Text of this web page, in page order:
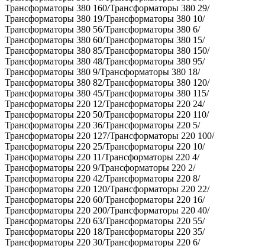
Трансформаторы 380 160/Трансформаторы 380 29/
Трансформаторы 380 19/Трансформаторы 380 10/
Трансформаторы 380 56/Трансформаторы 380 6/
Трансформаторы 380 60/Трансформаторы 380 15/
Трансформаторы 380 85/Трансформаторы 380 150/
Трансформаторы 380 48/Трансформаторы 380 95/
Трансформаторы 380 9/Трансформаторы 380 18/
Трансформаторы 380 82/Трансформаторы 380 120/
Трансформаторы 380 45/Трансформаторы 380 115/
Трансформаторы 220 12/Трансформаторы 220 24/
Трансформаторы 220 50/Трансформаторы 220 110/
Трансформаторы 220 36/Трансформаторы 220 5/
Трансформаторы 220 127/Трансформаторы 220 100/
Трансформаторы 220 25/Трансформаторы 220 10/
Трансформаторы 220 11/Трансформаторы 220 4/
Трансформаторы 220 9/Трансформаторы 220 2/
Трансформаторы 220 42/Трансформаторы 220 8/
Трансформаторы 220 120/Трансформаторы 220 22/
Трансформаторы 220 60/Трансформаторы 220 16/
Трансформаторы 220 200/Трансформаторы 220 40/
Трансформаторы 220 63/Трансформаторы 220 55/
Трансформаторы 220 18/Трансформаторы 220 35/
Трансформаторы 220 30/Трансформаторы 220 6/